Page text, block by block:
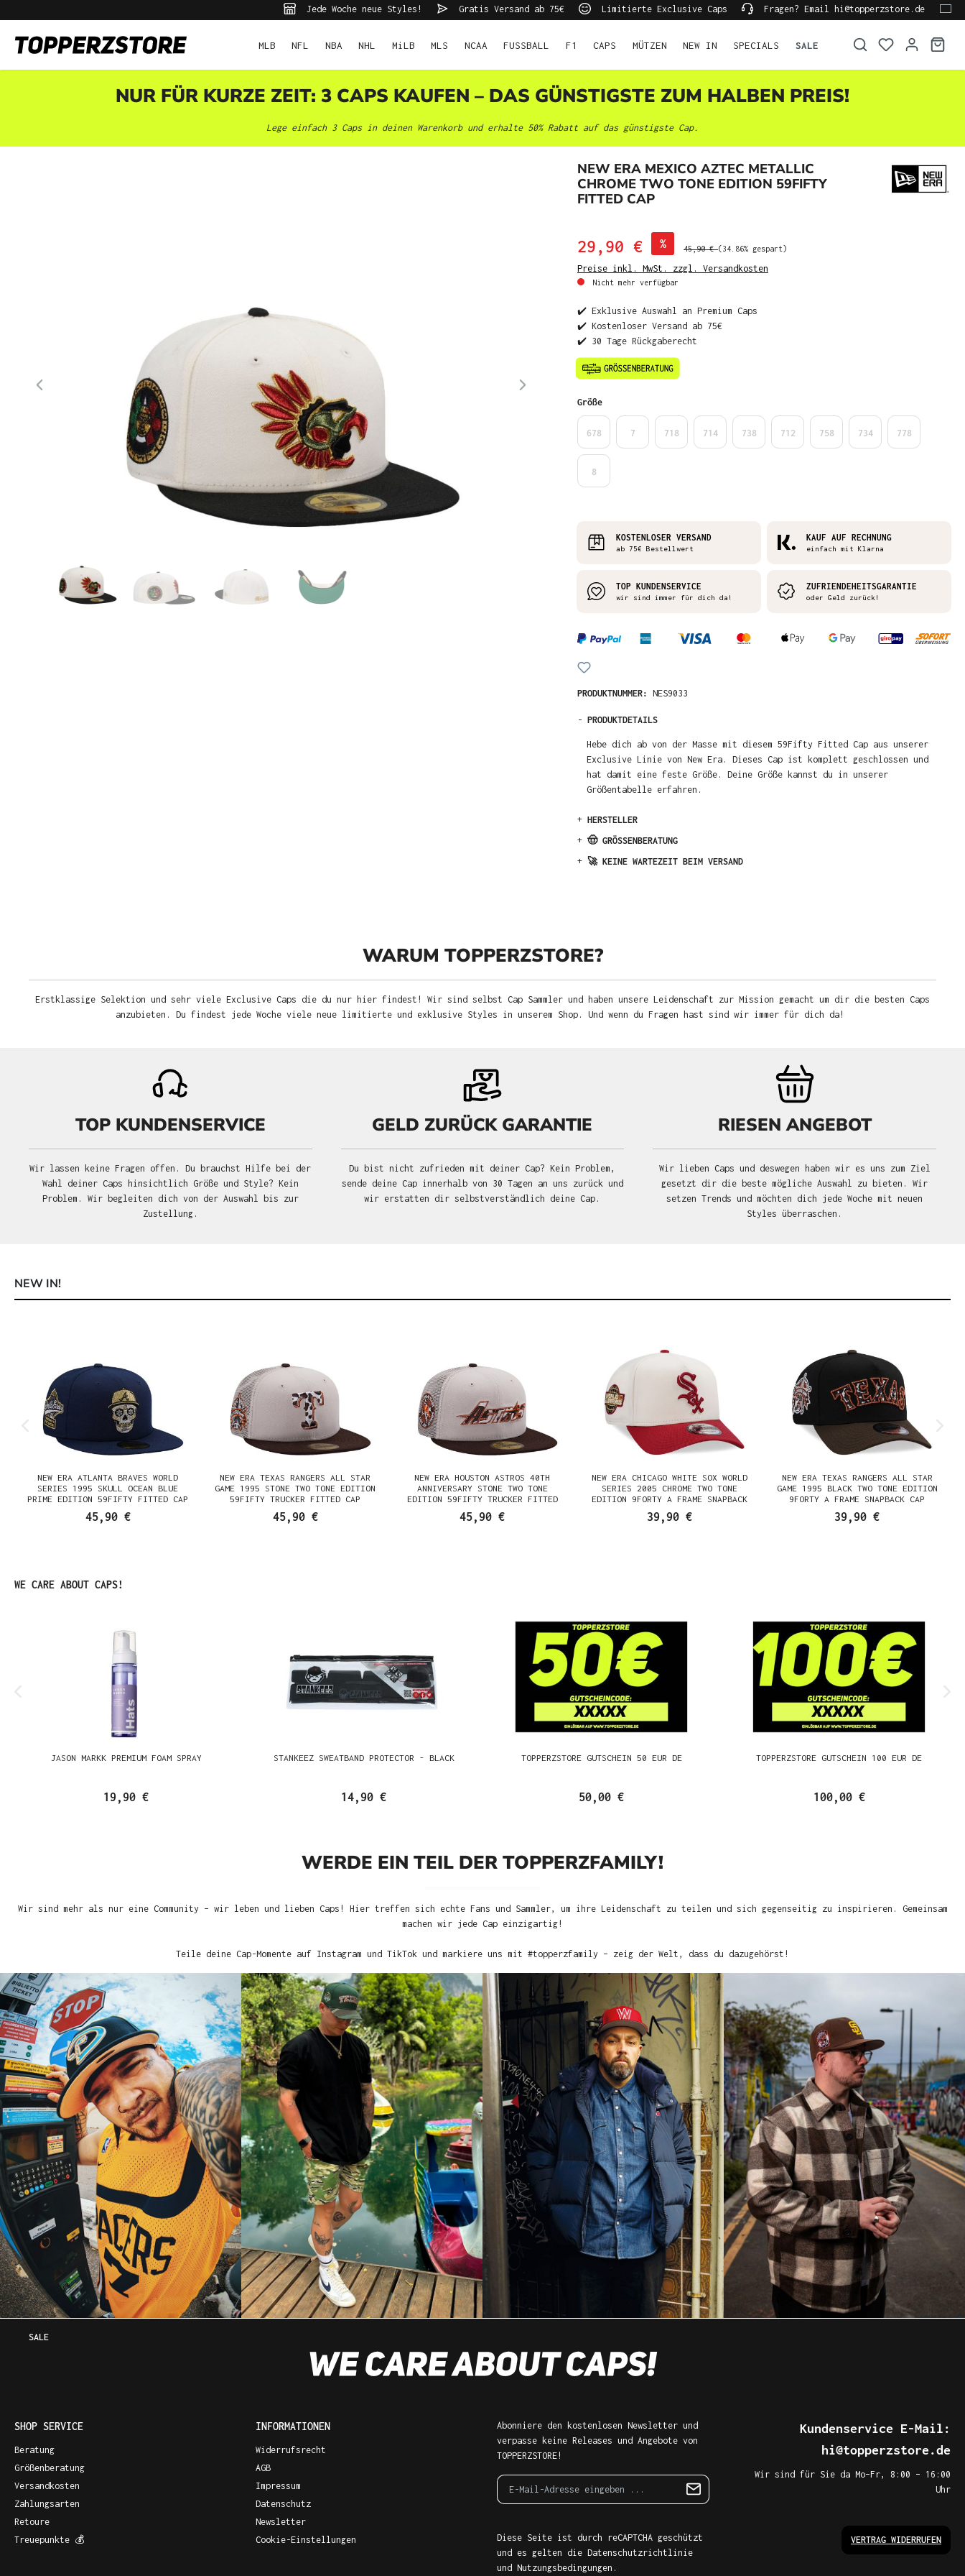
Jede Woche neue Styles! Gratis Versand ab 75€ Limitierte Exclusive Caps Fragen? Email hi@topperzstore.de
MLB NFL NBA NHL MiLB MLS NCAA FUSSBALL F1 CAPS MÜTZEN NEW IN SPECIALS SALE
NUR FÜR KURZE ZEIT: 3 CAPS KAUFEN – DAS GÜNSTIGSTE ZUM HALBEN PREIS!
Lege einfach 3 Caps in deinen Warenkorb und erhalte 50% Rabatt auf das günstigste Cap.
NEW ERA MEXICO AZTEC METALLIC
CHROME TWO TONE EDITION 59FIFTY
FITTED CAP
29,90 € % 45,90 €(34.86% gespart)
Preise inkl. MwSt. zzgl. Versandkosten
Nicht mehr verfügbar
✔️ Exklusive Auswahl an Premium Caps
✔️ Kostenloser Versand ab 75€
✔️ 30 Tage Rückgaberecht
Größeauswählen
678 7 718 714 738 712 758 734 778
8
KOSTENLOSER VERSAND
ab 75€ Bestellwert
KAUF AUF RECHNUNG
einfach mit Klarna
TOP KUNDENSERVICE
wir sind immer für dich da!
ZUFRIENDEHEITSGARANTIE
oder Geld zurück!
PRODUKTNUMMER: NES9033
- PRODUKTDETAILS
Hebe dich ab von der Masse mit diesem 59Fifty Fitted Cap aus unserer
Exclusive Linie von New Era. Dieses Cap ist komplett geschlossen und
hat damit eine feste Größe. Deine Größe kannst du in unserer
Größentabelle erfahren.
+ HERSTELLER
+ 🤠 GRÖSSENBERATUNG
+ 🚀 KEINE WARTEZEIT BEIM VERSAND
WARUM TOPPERZSTORE?
Erstklassige Selektion und sehr viele Exclusive Caps die du nur hier findest! Wir sind selbst Cap Sammler und haben unsere Leidenschaft zur Mission gemacht um dir die besten Caps
anzubieten. Du findest jede Woche viele neue limitierte und exklusive Styles in unserem Shop. Und wenn du Fragen hast sind wir immer für dich da!
TOP KUNDENSERVICE
Wir lassen keine Fragen offen. Du brauchst Hilfe bei der
Wahl deiner Caps hinsichtlich Größe und Style? Kein
Problem. Wir begleiten dich von der Auswahl bis zur
Zustellung.
GELD ZURÜCK GARANTIE
Du bist nicht zufrieden mit deiner Cap? Kein Problem,
sende deine Cap innerhalb von 30 Tagen an uns zurück und
wir erstatten dir selbstverständlich deine Cap.
RIESEN ANGEBOT
Wir lieben Caps und deswegen haben wir es uns zum Ziel
gesetzt dir die beste mögliche Auswahl zu bieten. Wir
setzen Trends und möchten dich jede Woche mit neuen
Styles überraschen.
NEW IN!
NEW ERA ATLANTA BRAVES WORLD
SERIES 1995 SKULL OCEAN BLUE
PRIME EDITION 59FIFTY FITTED CAP
45,90 €
NEW ERA TEXAS RANGERS ALL STAR
GAME 1995 STONE TWO TONE EDITION
59FIFTY TRUCKER FITTED CAP
45,90 €
NEW ERA HOUSTON ASTROS 40TH
ANNIVERSARY STONE TWO TONE
EDITION 59FIFTY TRUCKER FITTED
CAP
45,90 €
NEW ERA CHICAGO WHITE SOX WORLD
SERIES 2005 CHROME TWO TONE
EDITION 9FORTY A FRAME SNAPBACK
CAP
39,90 €
NEW ERA TEXAS RANGERS ALL STAR
GAME 1995 BLACK TWO TONE EDITION
9FORTY A FRAME SNAPBACK CAP
39,90 €
Produktgalerie überspringen
WE CARE ABOUT CAPS!
JASON MARKK PREMIUM FOAM SPRAY
19,90 €
STANKEEZ SWEATBAND PROTECTOR - BLACK
14,90 €
TOPPERZSTORE GUTSCHEIN 50 EUR DE
50,00 €
TOPPERZSTORE GUTSCHEIN 100 EUR DE
100,00 €
WERDE EIN TEIL DER TOPPERZFAMILY!
Wir sind mehr als nur eine Community – wir leben und lieben Caps! Hier treffen sich echte Fans und Sammler, um ihre Leidenschaft zu teilen und sich gegenseitig zu inspirieren. Gemeinsam
machen wir jede Cap einzigartig!
Teile deine Cap-Momente auf Instagram und TikTok und markiere uns mit #topperzfamily – zeig der Welt, dass du dazugehörst!
SALE
SHOP SERVICE
Beratung
Größenberatung
Versandkosten
Zahlungsarten
Retoure
Treuepunkte 💰
INFORMATIONEN
Widerrufsrecht
AGB
Impressum
Datenschutz
Newsletter
Cookie-Einstellungen
Abonniere den kostenlosen Newsletter und
verpasse keine Releases und Angebote von
TOPPERZSTORE!
Diese Seite ist durch reCAPTCHA geschützt
und es gelten die Datenschutzrichtlinie
und Nutzungsbedingungen .
Kundenservice E-Mail:
hi@topperzstore.de
Wir sind für Sie da Mo–Fr, 8:00 – 16:00
Uhr
VERTRAG WIDERRUFEN